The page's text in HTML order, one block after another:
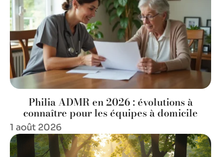
Philia ADMR en 2026 : évolutions à
connaître pour les équipes à domicile
1 août 2026